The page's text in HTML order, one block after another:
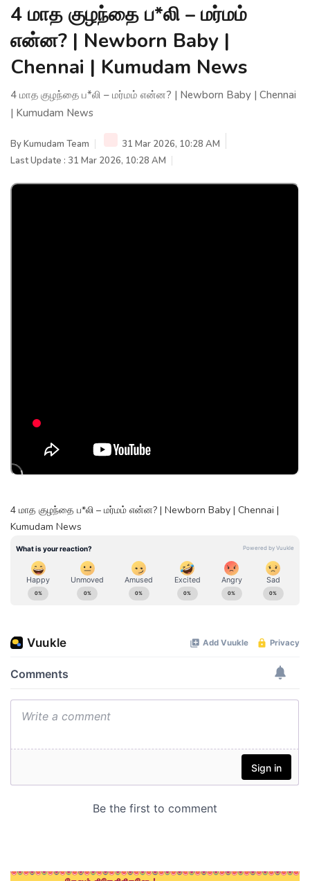
4 மாத குழந்தை ப*லி – மர்மம்
என்ன? | Newborn Baby |
Chennai | Kumudam News
4 மாத குழந்தை ப*லி – மர்மம் என்ன? | Newborn Baby | Chennai
| Kumudam News
ByKumudam Team
31 Mar 2026, 10:28 AM
Last Update : 31 Mar 2026, 10:28 AM
4 மாத குழந்தை ப*லி – மர்மம் என்ன? | Newborn Baby | Chennai |
Kumudam News